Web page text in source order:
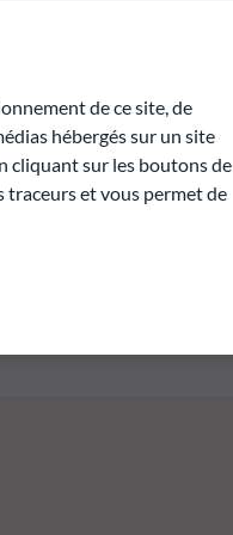
sur
de ce site, de
hébergés sur un site
cliquant sur les boutons de
traceurs et vous permet de